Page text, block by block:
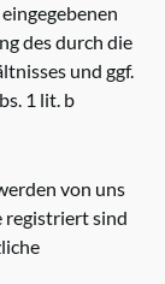
des durch die
und ggf.
1 lit. b
von uns
registriert sind